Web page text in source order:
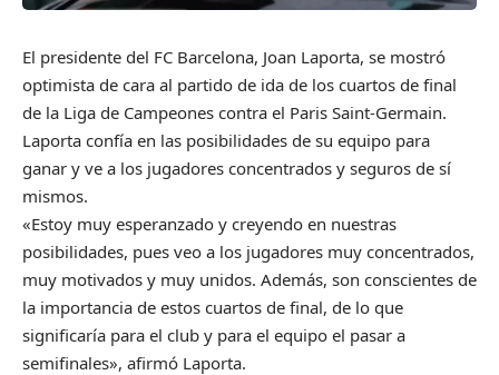
El presidente del FC Barcelona, Joan Laporta, se mostró
optimista de cara al partido de ida de los cuartos de final
de la Liga de Campeones contra el Paris Saint-Germain.
Laporta confía en las posibilidades de su equipo para
ganar y ve a los jugadores concentrados y seguros de sí
mismos.
«Estoy muy esperanzado y creyendo en nuestras
posibilidades, pues veo a los jugadores muy concentrados,
muy motivados y muy unidos. Además, son conscientes de
la importancia de estos cuartos de final, de lo que
significaría para el club y para el equipo el pasar a
semifinales», afirmó Laporta.